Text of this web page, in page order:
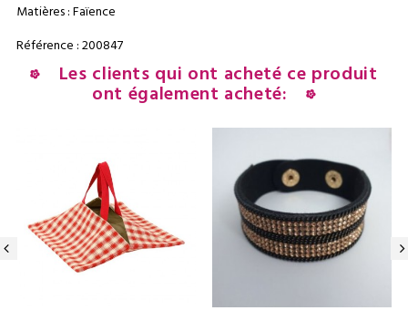
Matières : Faïence
Référence : 200847
Les clients qui ont acheté ce produit
ont également acheté: